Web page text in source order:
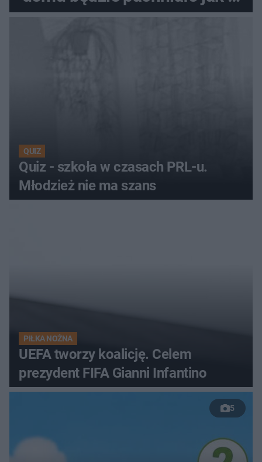
hotelu
QUIZ
Quiz - szkoła w czasach PRL-u.
Młodzież nie ma szans
PIŁKA NOŻNA
UEFA tworzy koalicję. Celem
prezydent FIFA Gianni Infantino
5